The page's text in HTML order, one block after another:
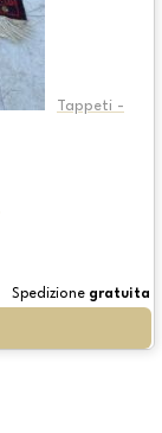
Tappeti -
Spedizione gratuita